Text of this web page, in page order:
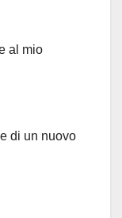
al mio
di un nuovo